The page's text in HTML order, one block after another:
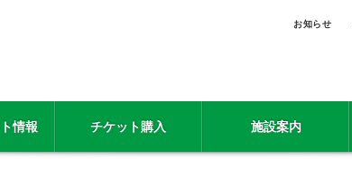
お知らせ
情報 チケット購入 施設案内